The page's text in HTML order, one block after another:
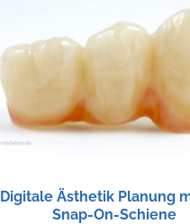
Digitale Ästhetik Planung
Snap-On-Schiene